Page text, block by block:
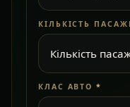
КІЛЬКІСТЬ
КЛАС АВТО *